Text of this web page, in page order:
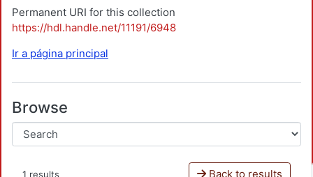
Permanent URI for this collection
https://hdl.handle.net/11191/6948
Ir a página principal
Browse
1 results Back to results